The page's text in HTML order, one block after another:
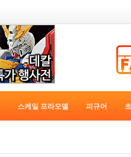
스케일 프라모델 피규어